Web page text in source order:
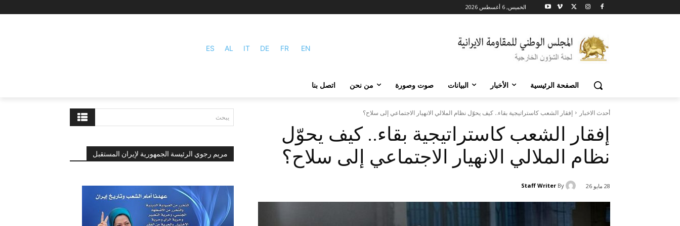
الخميس, 6 أغسطس 2026
ES AL IT DE FR EN
الصفحة الرئيسية الأخبار البيانات صوت وصورة من نحن اتصل بنا
يبحث
مريم رجوي الرئيسة الجمهورية لإيران المستقبل
أحدث الاخبار إفقار الشعب كاستراتيجية بقاء.. كيف يحوّل نظام الملالي الانهيار الاجتماعي إلى سلاح؟
إفقار الشعب كاستراتيجية بقاء.. كيف يحوّل
نظام الملالي الانهيار الاجتماعي إلى سلاح؟
28 مايو 26 By
Staff Writer